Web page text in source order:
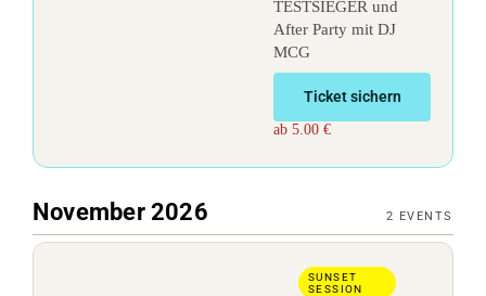
TESTSIEGER und
After Party mit DJ
MCG
Ticket sichern
ab 5.00 €
November 2026 2 EVENTS
SUNSET
SESSION